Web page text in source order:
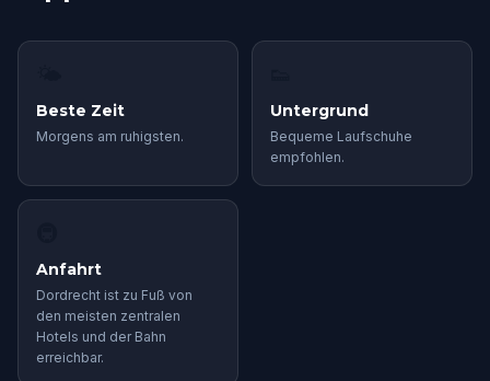
Beste Zeit
Morgens am ruhigsten.
Untergrund
Bequeme Laufschuhe
empfohlen.
Anfahrt
Dordrecht ist zu Fuß von
den meisten zentralen
Hotels und der Bahn
erreichbar.